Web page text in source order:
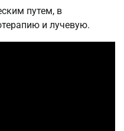
путем, в
и лучевую.